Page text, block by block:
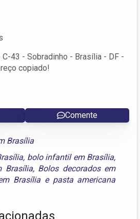
43 - Sobradinho - Brasília - DF -
copiado!
Comente
Brasília
, bolo infantil em Brasília,
Brasília, Bolos decorados em
Brasília e pasta americana